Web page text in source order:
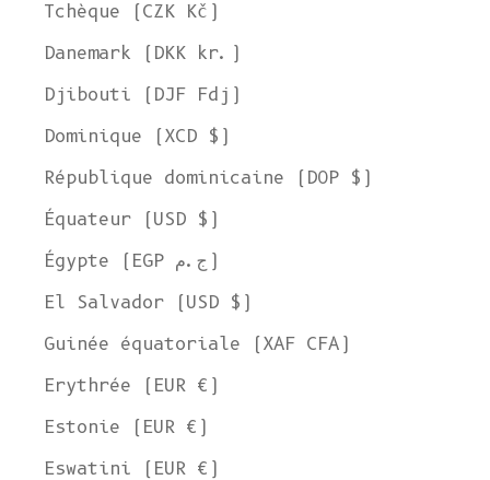
Tchèque (CZK Kč)
Danemark (DKK kr.)
Djibouti (DJF Fdj)
Dominique (XCD $)
République dominicaine (DOP $)
Équateur (USD $)
Égypte (EGP ج.م)
El Salvador (USD $)
Guinée équatoriale (XAF CFA)
Erythrée (EUR €)
Estonie (EUR €)
Eswatini (EUR €)